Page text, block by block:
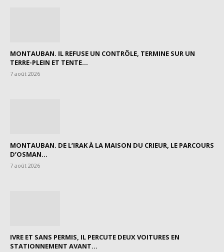
MONTAUBAN. IL REFUSE UN CONTRÔLE, TERMINE SUR UN
TERRE-PLEIN ET TENTE...
7 août 2026
MONTAUBAN. DE L’IRAK À LA MAISON DU CRIEUR, LE PARCOURS
D’OSMAN...
7 août 2026
IVRE ET SANS PERMIS, IL PERCUTE DEUX VOITURES EN
STATIONNEMENT AVANT...